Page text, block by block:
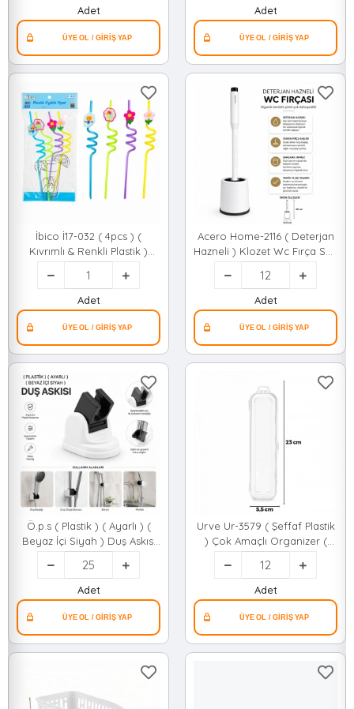
Adet Adet
İbico İ17-032 ( 4pcs ) (
Kıvrımlı & Renkli Plastik )
Pipet ( Figürlü=mix )*240
Adet
Acero Home-2116 ( Deterjan
Hazneli ) Klozet Wc Fırça Seti
( Silikon )*12=k
Adet
Ö.p.s ( Plastik ) ( Ayarlı ) (
Beyaz İçi Siyah ) Duş Askısı
Mafsal*25x20
Adet
Urve Ur-3579 ( Şeffaf Plastik
) Çok Amaçlı Organizer (
Kapaklı Kutu ) (23x5.5cm)
Çatal Bıçak Kutusu*12=k
Adet